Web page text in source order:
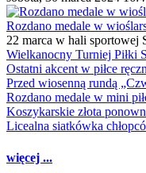
Rozdano medale w
22 marca w hali sportowej
Wielkanocny Turniej Piłki
Ostatni akcent w piłce
Przed wiosenną rundą
Rozdano medale w mini
Koszykarskie złota
Licealna siatkówka
więcej ...